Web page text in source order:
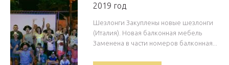
2019 год
Шезлонги Закуплены новые шезлонги
(Италия). Новая балконная мебель
Заменена в части номеров балконная...